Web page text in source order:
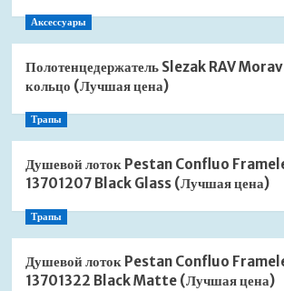
Аксессуары
Полотенцедержатель Slezak RAV
кольцо (Лучшая цена)
Трапы
Душевой лоток Pestan Confluo
13701207 Black Glass (Лучшая цена)
Трапы
Душевой лоток Pestan Confluo
13701322 Black Matte (Лучшая цена)